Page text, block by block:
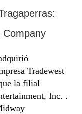
Company
Tradewest
la filial
Inc. .